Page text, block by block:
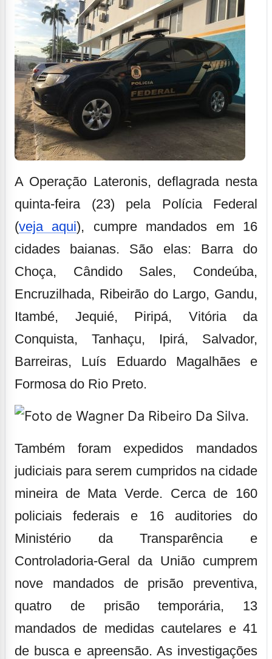
A Operação Lateronis, deflagrada nesta
quinta-feira (23) pela Polícia Federal
(veja aqui), cumpre mandados em 16
cidades baianas. São elas: Barra do
Choça, Cândido Sales, Condeúba,
Encruzilhada, Ribeirão do Largo, Gandu,
Itambé, Jequié, Piripá, Vitória da
Conquista, Tanhaçu, Ipirá, Salvador,
Barreiras, Luís Eduardo Magalhães e
Formosa do Rio Preto.
Também foram expedidos mandados
judiciais para serem cumpridos na cidade
mineira de Mata Verde. Cerca de 160
policiais federais e 16 auditories do
Ministério da Transparência e
Controladoria-Geral da União cumprem
nove mandados de prisão preventiva,
quatro de prisão temporária, 13
mandados de medidas cautelares e 41
de busca e apreensão. As investigações